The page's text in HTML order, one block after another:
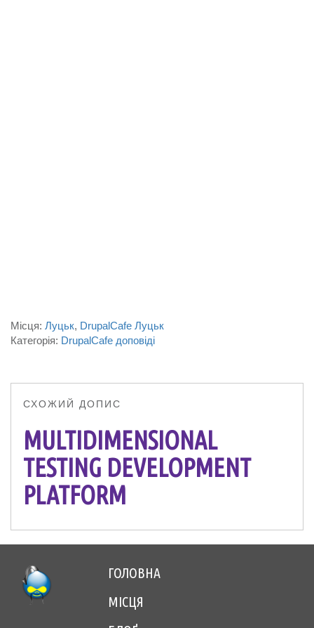
Місця: Луцьк DrupalCafe Луцьк
Категорія: DrupalCafe доповіді
СХОЖИЙ ДОПИС
MULTIDIMENSIONAL
TESTING DEVELOPMENT
PLATFORM
Footer
menu
ГОЛОВНА
МІСЦЯ